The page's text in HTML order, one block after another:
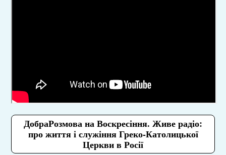
ДобраРозмова на Воскресіння. Живе радіо:
про життя і служіння Греко-Католицької
Церкви в Росії